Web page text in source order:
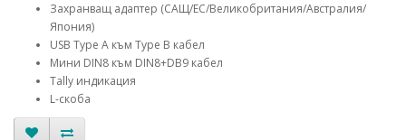
Захранващ адаптер (САЩ/ЕС/Великобритания/Австралия/
Япония)
USB Type A към Type B кабел
Мини DIN8 към DIN8+DB9 кабел
Tally индикация
L-скоба